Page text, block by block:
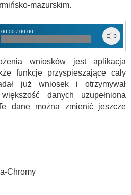
mazurskim.
00:00 / 00:00
wniosków jest aplikacja
funkcje przyspieszające cały
już wniosek i otrzymywał
danych uzupełniona
dane można zmienić jeszcze
Chromy